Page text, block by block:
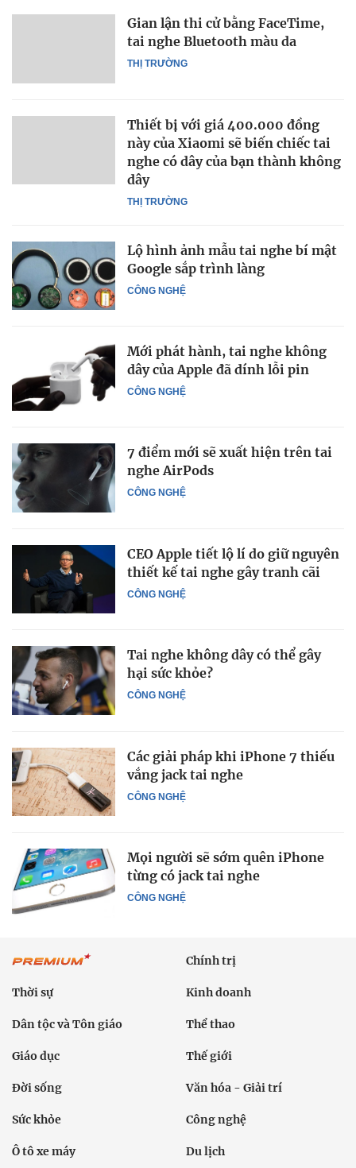
THỊ TRƯỜNG
Gian lận thi cử bằng FaceTime,
tai nghe Bluetooth màu da
THỊ TRƯỜNG
Thiết bị với giá 400.000 đồng
này của Xiaomi sẽ biến chiếc tai
nghe có dây của bạn thành không
dây
CÔNG NGHỆ
Lộ hình ảnh mẫu tai nghe bí mật
Google sắp trình làng
CÔNG NGHỆ
Mới phát hành, tai nghe không
dây của Apple đã dính lỗi pin
CÔNG NGHỆ
7 điểm mới sẽ xuất hiện trên tai
nghe AirPods
CÔNG NGHỆ
CEO Apple tiết lộ lí do giữ nguyên
thiết kế tai nghe gây tranh cãi
CÔNG NGHỆ
Tai nghe không dây có thể gây
hại sức khỏe?
CÔNG NGHỆ
Các giải pháp khi iPhone 7 thiếu
vắng jack tai nghe
CÔNG NGHỆ
Mọi người sẽ sớm quên iPhone
từng có jack tai nghe
Chính trị
Thời sự Kinh doanh
Dân tộc và Tôn giáo Thể thao
Giáo dục Thế giới
Đời sống Văn hóa - Giải trí
Sức khỏe Công nghệ
Ô tô xe máy Du lịch